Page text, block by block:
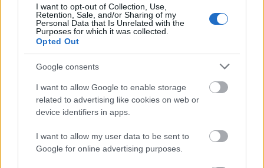
I want to opt-out of Collection, Use,
Retention, Sale, and/or Sharing of my
Personal Data that Is Unrelated with the
Purposes for which it was collected.
Opted Out
Google consents
I want to allow Google to enable storage
related to advertising like cookies on web or
device identifiers in apps.
I want to allow my user data to be sent to
Google for online advertising purposes.
Σημειώνεται, πάντως, ότι ο Ανδρέας
Βγενόπουλος, εξεταζόμενος στο πλαίσιο της
προκαταρκτικής που είχε διενεργηθεί το 2016,
είχε μιλήσει για 17 συναντήσεις με την
επιχειρηματία, φίλη της κ. Θάνου, και πολυάριθμες
τηλεφωνικές συνομιλίες μεταξύ τους.
Πηγή: ΑΠΕ-ΜΠΕ